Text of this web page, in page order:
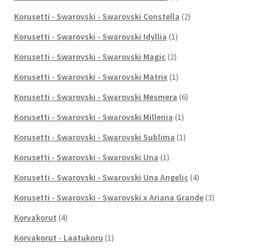
Korusetti - Swarovski - Swarovski Constella (2)
Korusetti - Swarovski - Swarovski Idyllia (1)
Korusetti - Swarovski - Swarovski Magic (2)
Korusetti - Swarovski - Swarovski Matrix (1)
Korusetti - Swarovski - Swarovski Mesmera (6)
Korusetti - Swarovski - Swarovski Millenia (1)
Korusetti - Swarovski - Swarovski Sublima (1)
Korusetti - Swarovski - Swarovski Una (1)
Korusetti - Swarovski - Swarovski Una Angelic (4)
Korusetti - Swarovski - Swarovski x Ariana Grande (3)
Korvakorut (4)
Korvakorut - Laatukoru (1)